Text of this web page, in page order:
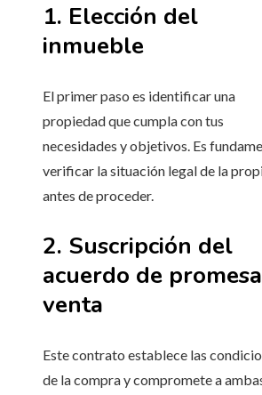
1. Elección del
inmueble
El primer paso es identificar una
propiedad que cumpla con tus
necesidades y objetivos. Es
verificar la situación legal de la
antes de proceder.
2. Suscripción del
acuerdo de
venta
Este contrato establece las
de la compra y compromete a